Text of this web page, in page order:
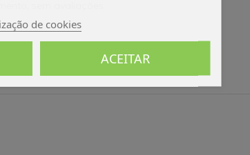
sem avaliações.
de cookies
ACEITAR